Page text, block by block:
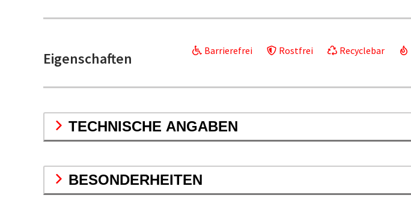
Eigenschaften Barrierefrei Rostfrei Recyclebar
TECHNISCHE ANGABEN
BESONDERHEITEN